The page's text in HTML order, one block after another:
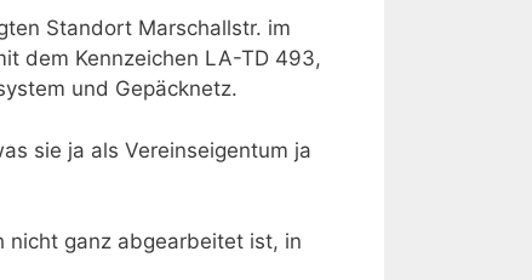
Standort Marschallstr. im
dem Kennzeichen LA-TD 493,
und Gepäcknetz.
sie ja als Vereinseigentum ja
nicht ganz abgearbeitet ist, in